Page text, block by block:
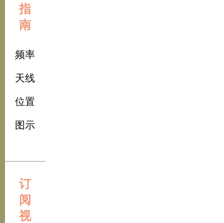
指
南
频率
天线
位置
图示
订
阅
视